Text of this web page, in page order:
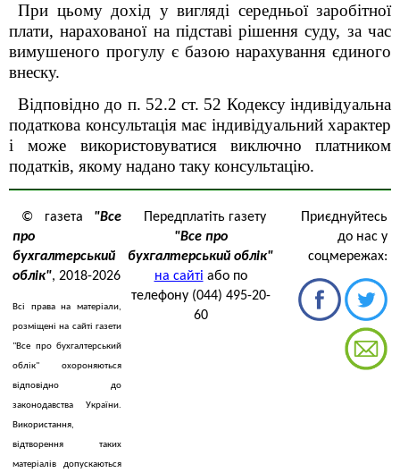
При цьому дохід у вигляді середньої заробітної
плати, нарахованої на підставі рішення суду, за час
вимушеного прогулу є базою нарахування єдиного
внеску.
Відповідно до п. 52.2 ст. 52 Кодексу індивідуальна
податкова консультація має індивідуальний характер
і може
використовуватися виключно
платником
податків, якомунадано такуконсультацію.
© газета "Все
про
бухгалтерський
облік", 2018-2026
Всі права на матеріали,
розміщені на сайті газети
"Все про бухгалтерський
облік" охороняються
відповідно до
законодавства України.
Використання,
відтворення таких
матеріалів допускаються
Передплатіть газету
"Все про
бухгалтерський облік"
на сайті або по
телефону (044) 495-20-
60
Приєднуйтесь
до нас у
соцмережах: